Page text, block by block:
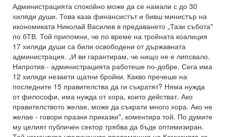
Администрацията спокойно може да се намали с до 30
хиляди души. Това каза финансистът и бивш министър на
икономиката Николай Василев в предаването „Тази събота"
по бТВ. Той припомни, че по време на тройната коалиция
17 хиляди души са били освободени от държавната
администрация. „И ви гарантирам, че нищо не е липсвало.
Напротив - администрацията работеше по-добре. Сега има
12 хиляди незаети щатни бройки. Какво пречеше на
последните 15 правителства да ги съкратят? Няма нужда
от философи, има нужда от хора, които действат. Ако
правителството желае, може да съкрати много хора. Ако не
желае - говори празни приказки", коментира той. По думите
му целият публичен сектор трябва да бъде оптимизиран.